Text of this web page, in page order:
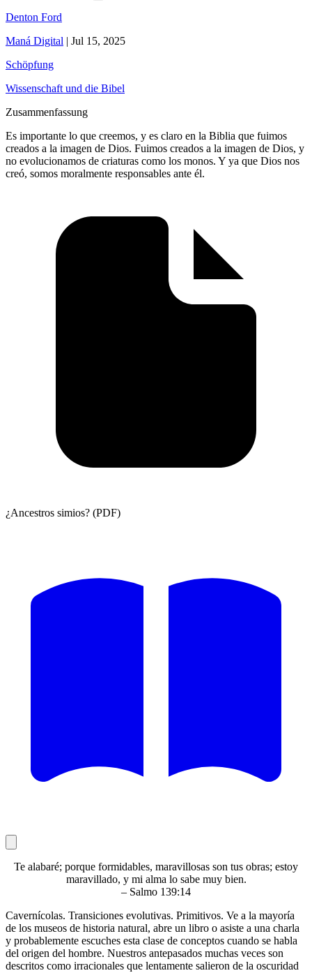
Denton Ford
Maná Digital | Jul 15, 2025
Schöpfung
Wissenschaft und die Bibel
Zusammenfassung
Es importante lo que creemos, y es claro en la Biblia que fuimos
creados a la imagen de Dios. Fuimos creados a la imagen de Dios, y
no evolucionamos de criaturas como los monos. Y ya que Dios nos
creó, somos moralmente responsables ante él.
¿Ancestros simios? (PDF)
Te alabaré; porque formidables, maravillosas son tus obras; estoy
maravillado, y mi alma lo sabe muy bien.
– Salmo 139:14
Cavernícolas. Transiciones evolutivas. Primitivos. Ve a la mayoría
de los museos de historia natural, abre un libro o asiste a una charla
y probablemente escuches esta clase de conceptos cuando se habla
del origen del hombre. Nuestros antepasados muchas veces son
descritos como irracionales que lentamente salieron de la oscuridad